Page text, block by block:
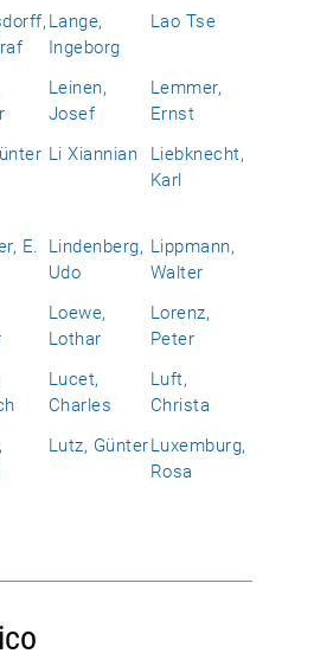
Lange,
Ingeborg
Lao Tse
Leinen,
Josef
Lemmer,
Ernst
Li Xiannian
Liebknecht,
Karl
E.
Lindenberg,
Udo
Lippmann,
Walter
Loewe,
Lothar
Lorenz,
Peter
Lucet,
Charles
Luft,
Christa
Lutz, GünterLuxemburg,
Rosa